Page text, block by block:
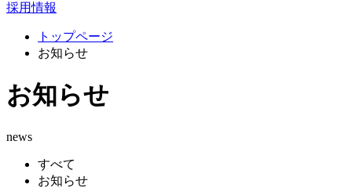
採用情報
トップページ
お知らせ
お知らせ
news
すべて
お知らせ